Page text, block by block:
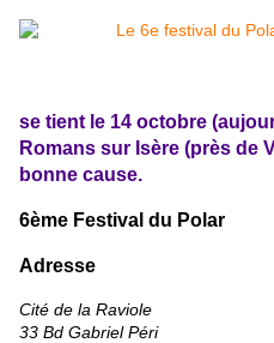
se tient le 14 octobre
Romans sur Isère (près de
bonne cause.
6ème Festival du Polar
Adresse
Cité de la Raviole
33 Bd Gabriel Péri